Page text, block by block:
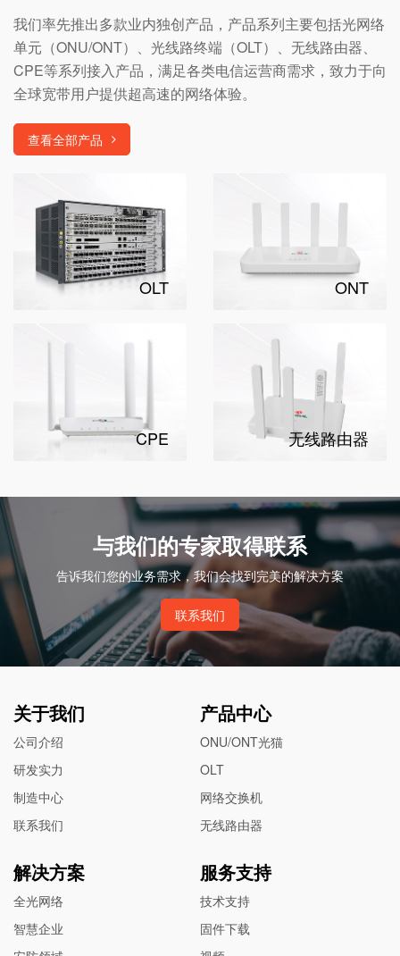
我们率先推出多款业内独创产品，产品系列主要包括光网络
单元（ONU/ONT）、光线路终端（OLT）、无线路由器、
CPE等系列接入产品，满足各类电信运营商需求，致力于向
全球宽带用户提供超高速的网络体验。
查看全部产品
OLT ONT
CPE 无线路由器
与我们的专家取得联系
告诉我们您的业务需求，我们会找到完美的解决方案
联系我们
关于我们
公司介绍
研发实力
制造中心
联系我们
产品中心
ONU/ONT光猫
OLT
网络交换机
无线路由器
解决方案
全光网络
智慧企业
服务支持
技术支持
固件下载